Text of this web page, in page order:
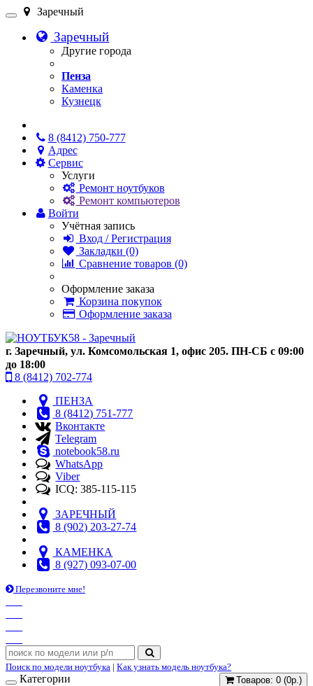
Заречный
Заречный
Другие города
Пенза
Каменка
Кузнецк
8 (8412) 750-777
Адрес
Сервис
Услуги
Ремонт ноутбуков
Ремонт компьютеров
Войти
Учётная запись
Вход / Регистрация
Закладки (0)
Сравнение товаров (0)
Оформление заказа
Корзина покупок
Оформление заказа
г. Заречный, ул. Комсомольская 1, офис 205. ПН-СБ с 09:00
до 18:00
8 (8412) 702-774
ПЕНЗА
8 (8412) 751-777
Вконтакте
Telegram
notebook58.ru
WhatsApp
Viber
ICQ: 385-115-115
ЗАРЕЧНЫЙ
8 (902) 203-27-74
КАМЕНКА
8 (927) 093-07-00
Перезвоните мне!
Поиск по модели ноутбука | Как узнать модель ноутбука?
Товаров: 0 (0р.)
Категории